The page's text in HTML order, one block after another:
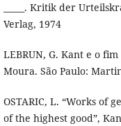
_____. Kritik der
Verlag, 1974
LEBRUN, G. Kant e o
Moura. São Paulo:
OSTARIC, L. “Works of
of the highest good”,